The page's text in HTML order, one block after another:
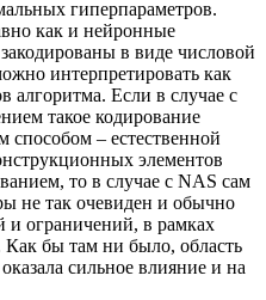
гиперпараметров.
как и нейронные
в виде числовой
интерпретировать как
алгоритма. Если в случае с
такое кодирование
способом – естественной
элементов
то в случае с NAS сам
не так очевиден и обычно
ограничений, в рамках
Как бы там ни было, область
сильное влияние и на